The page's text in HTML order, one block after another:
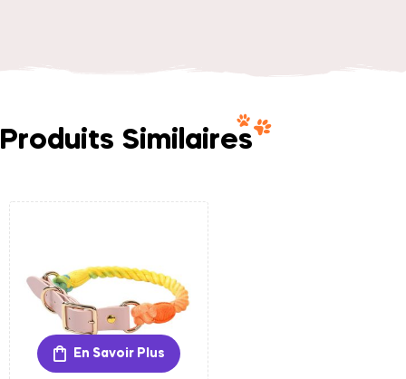
Produits Similaires
En Savoir Plus